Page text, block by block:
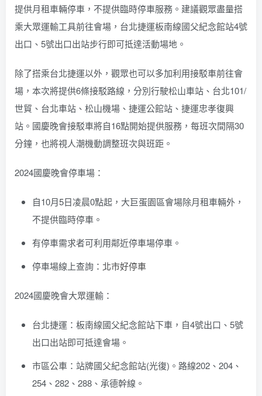
提供月租車輛停車，不提供臨時停車服務。建議觀眾盡量搭
乘大眾運輸工具前往會場，台北捷運板南線國父紀念館站4號
出口、5號出口出站步行即可抵達活動場地。
除了搭乘台北捷運以外，觀眾也可以多加利用接駁車前往會
場，本次將提供6條接駁路線，分別行駛松山車站、台北101/
世貿、台北車站、松山機場、捷運公館站、捷運忠孝復興
站。國慶晚會接駁車將自16點開始提供服務，每班次間隔30
分鐘，也將視人潮機動調整班次與班距。
2024國慶晚會停車場：
自10月5日凌晨0點起，大巨蛋園區會場除月租車輛外，
不提供臨時停車。
有停車需求者可利用鄰近停車場停車。
停車場線上查詢： 北市好停車
2024國慶晚會大眾運輸：
台北捷運：板南線國父紀念館站下車，自4號出口、5號
出口出站即可抵達會場。
市區公車：站牌國父紀念館站(光復)。路線202、204、
254、282、288、承德幹線。